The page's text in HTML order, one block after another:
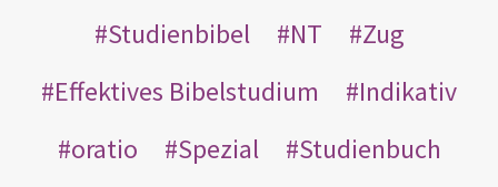
Studienbibel
NT
Zug
Effektives Bibelstudium
Indikativ
oratio
Spezial
Studienbuch